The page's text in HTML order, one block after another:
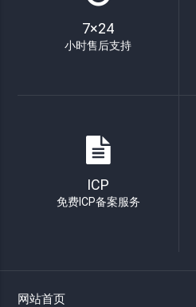
7×24
小时售后支持
ICP
免费ICP备案服务
网站首页